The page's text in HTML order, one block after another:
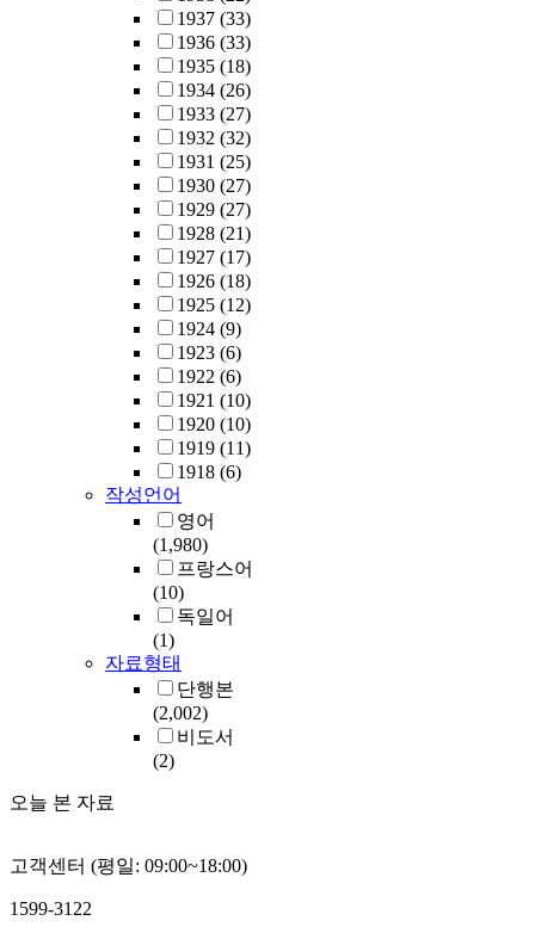
1937 (33)
1936 (33)
1935 (18)
1934 (26)
1933 (27)
1932 (32)
1931 (25)
1930 (27)
1929 (27)
1928 (21)
1927 (17)
1926 (18)
1925 (12)
1924 (9)
1923 (6)
1922 (6)
1921 (10)
1920 (10)
1919 (11)
1918 (6)
작성언어
영어
(1,980)
프랑스어
(10)
독일어
(1)
자료형태
단행본
(2,002)
비도서
(2)
오늘 본 자료
고객센터 (평일: 09:00~18:00)
1599-3122